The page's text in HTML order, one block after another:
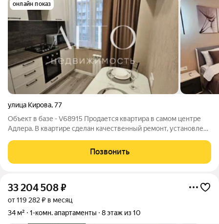
онлайн показ
улица Кирова,77
Объект в базе - V68915 Продается квартира в самом центре
Адлера. В квартире сделан качественный ремонт, установлена
хорошую прибыль. Расстояния: - пляж галечный - 7 минут - ж/д
вокзал - 10 минут
Позвонить
33 204 508₽
от 119 282 ₽ в месяц
34 м²
1-комн. апартаменты 8 этаж из 10